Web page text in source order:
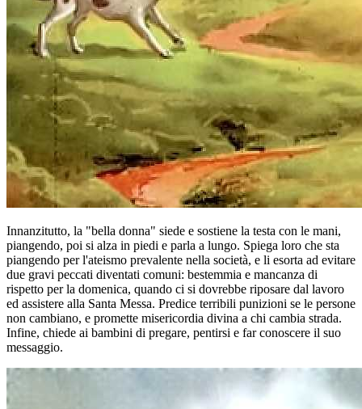
Innanzitutto, la "bella donna" siede e sostiene la testa con le mani,
piangendo, poi si alza in piedi e parla a lungo. Spiega loro che sta
piangendo per l'ateismo prevalente nella società, e li esorta ad evitare
due gravi peccati diventati comuni: bestemmia e mancanza di
rispetto per la domenica, quando ci si dovrebbe riposare dal lavoro
ed assistere alla Santa Messa. Predice terribili punizioni se le persone
non cambiano, e promette misericordia divina a chi cambia strada.
Infine, chiede ai bambini di pregare, pentirsi e far conoscere il suo
messaggio.